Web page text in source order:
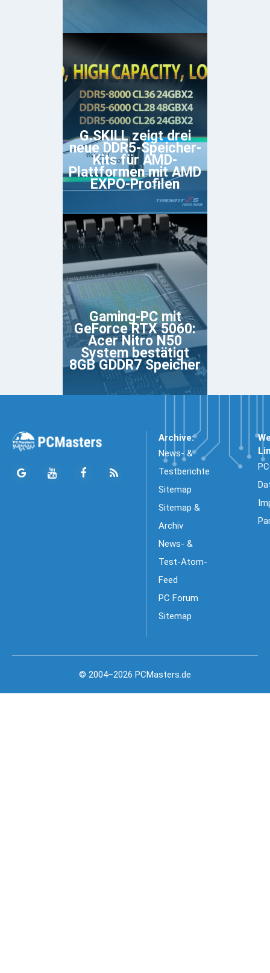
G.SKILL zeigt drei
neue DDR5-Speicher-
Kits für AMD-
Plattformen mit AMD
EXPO-Profilen
Gaming-PC mit
GeForce RTX 5060:
Acer Nitro N50
System bestätigt
8GB GDDR7 Speicher
Archive:
News- &
Testberichte
Sitemap
Sitemap &
Archiv
News- &
Test-Atom-
Feed
PC Forum
Sitemap
© 2004–2026 PCMasters.de